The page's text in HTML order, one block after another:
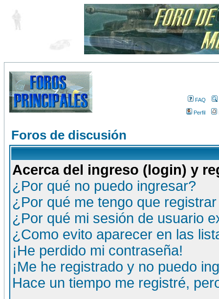
FAQ
Perfil
Foros de discusión
Acerca del ingreso (login) y
¿Por qué no puedo ingresar?
¿Por qué me tengo que
¿Por qué mi sesión de usuario
¿Como evito aparecer en las
¡He perdido mi contraseña!
¡Me he registrado y no puedo
Hace un tiempo me registré,